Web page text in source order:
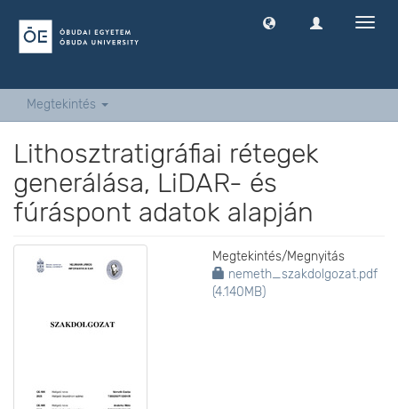
Megtekintés
Lithosztratigráfiai rétegek
generálása, LiDAR- és
fúráspont adatok alapján
Megtekintés/Megnyitás
nemeth_szakdolgozat.pdf
(4.140MB)